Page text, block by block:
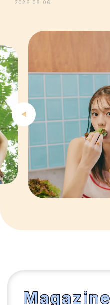
4
5
6
7
8
9
10
2026.08.06
Magazine